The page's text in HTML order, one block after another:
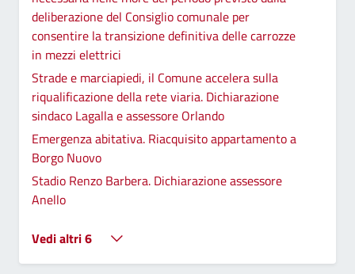
deliberazione del Consiglio comunale per
consentire la transizione definitiva delle carrozze
in mezzi elettrici
Strade e marciapiedi, il Comune accelera sulla
riqualificazione della rete viaria. Dichiarazione
sindaco Lagalla e assessore Orlando
Emergenza abitativa. Riacquisito appartamento a
Borgo Nuovo
Stadio Renzo Barbera. Dichiarazione assessore
Anello
Vedi altri 6